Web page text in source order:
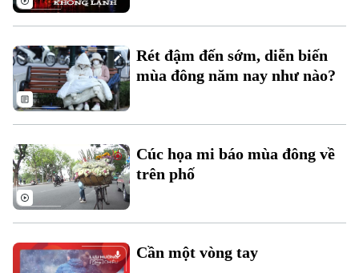
Liên hệ đường dây nóng (bấm để gọi)
Tòa soạn
0865.116.699 (hotline)
Tòa soạn
0865.116.699
Rét đậm đến sớm, diễn biến
mùa đông năm nay như nào?
Cúc họa mi báo mùa đông về
trên phố
Cần một vòng tay